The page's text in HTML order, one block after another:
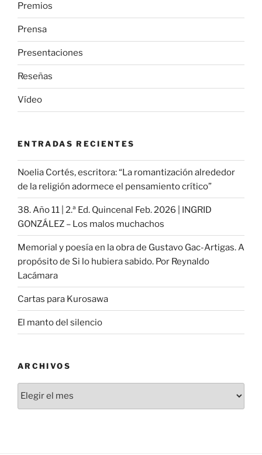
Premios
Prensa
Presentaciones
Reseñas
Vídeo
ENTRADAS RECIENTES
Noelia Cortés, escritora: “La romantización alrededor
de la religión adormece el pensamiento crítico”
38. Año 11 | 2.ª Ed. Quincenal Feb. 2026 | INGRID
GONZÁLEZ – Los malos muchachos
Memorial y poesía en la obra de Gustavo Gac-Artigas. A
propósito de Si lo hubiera sabido. Por Reynaldo
Lacámara
Cartas para Kurosawa
El manto del silencio
ARCHIVOS